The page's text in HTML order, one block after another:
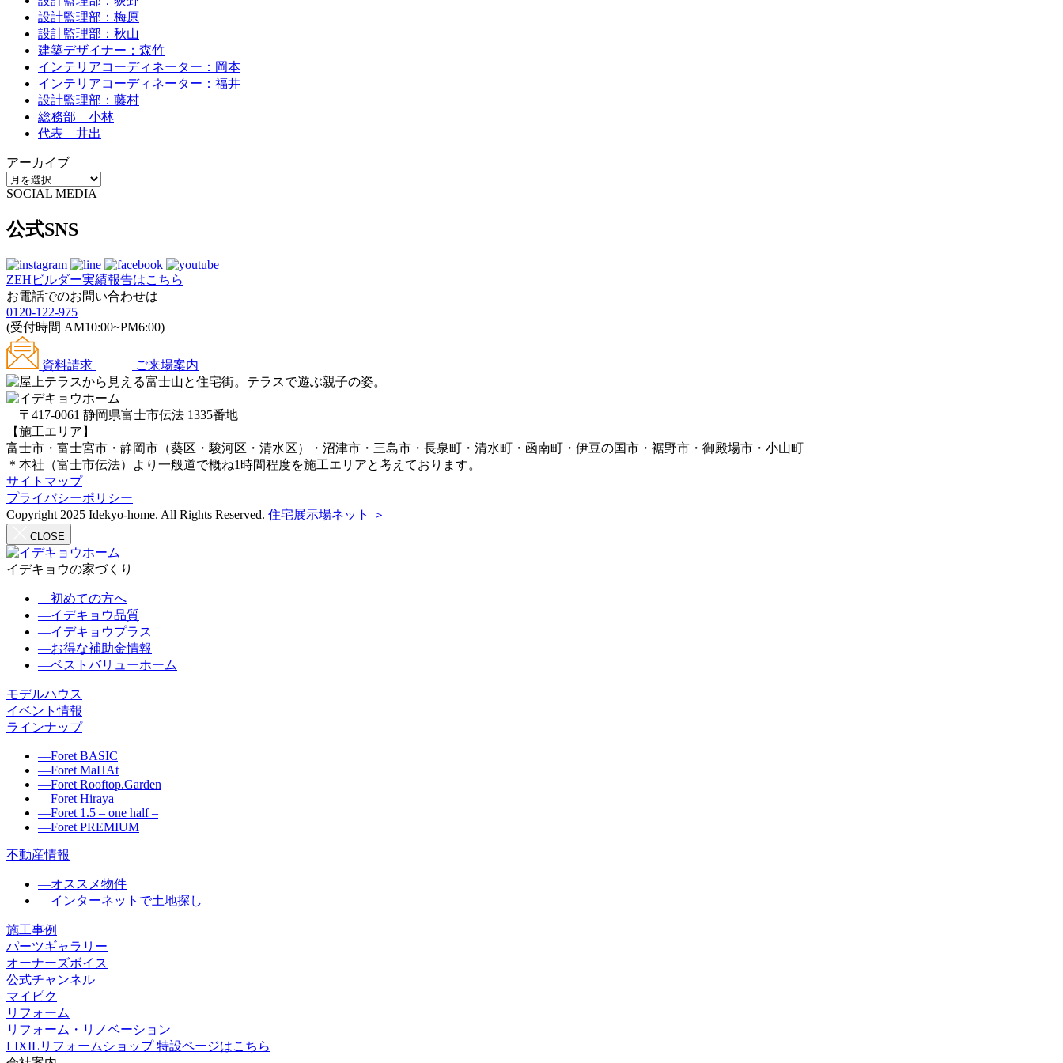
設計監理部：梅原
設計監理部：秋山
建築デザイナー：森竹
インテリアコーディネーター：岡本
インテリアコーディネーター：福井
設計監理部：藤村
総務部 小林
代表 井出
アーカイブ
SOCIAL MEDIA
公式SNS
ZEHビルダー実績報告はこちら
お電話でのお問い合わせは
0120-122-975
(受付時間 AM10:00~PM6:00)
資料請求 ご来場案内
〒417-0061 静岡県富士市伝法 1335番地
【施工エリア】
富士市・富士宮市・静岡市（葵区・駿河区・清水区）・沼津市・三島市・長泉町・清水町・函南町・伊豆の国市・裾野市・御殿場市・小山町
＊本社（富士市伝法）より一般道で概ね1時間程度を施工エリアと考えております。
サイトマップ
プライバシーポリシー
Copyright 2025 Idekyo-home. All Rights Reserved. 住宅展示場ネット ＞
CLOSE
イデキョウの家づくり
―初めての方へ
―イデキョウ品質
―イデキョウプラス
―お得な補助金情報
―ベストバリューホーム
モデルハウス
イベント情報
ラインナップ
―Foret BASIC
―Foret MaHAt
―Foret Rooftop.Garden
―Foret Hiraya
―Foret 1.5 – one half –
―Foret PREMIUM
不動産情報
―オススメ物件
―インターネットで土地探し
施工事例
パーツギャラリー
オーナーズボイス
公式チャンネル
マイピク
リフォーム
リフォーム・リノベーション
LIXILリフォームショップ 特設ページはこちら